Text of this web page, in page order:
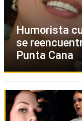
Humorista
se
Punta Cana